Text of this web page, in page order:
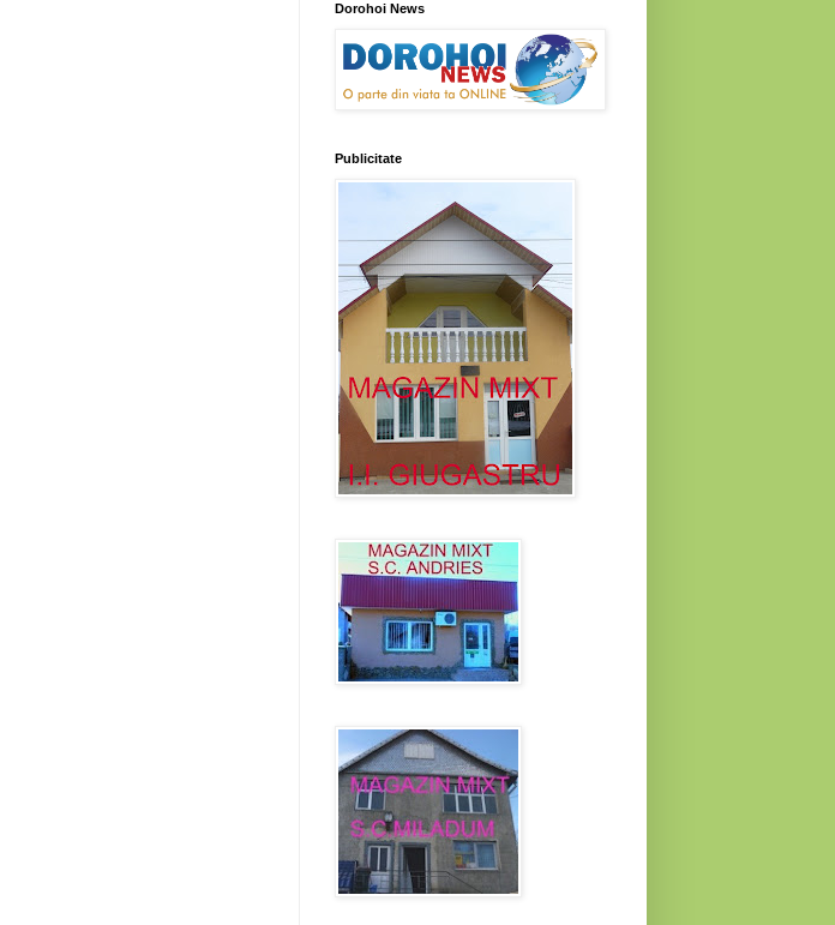
Dorohoi News
Publicitate